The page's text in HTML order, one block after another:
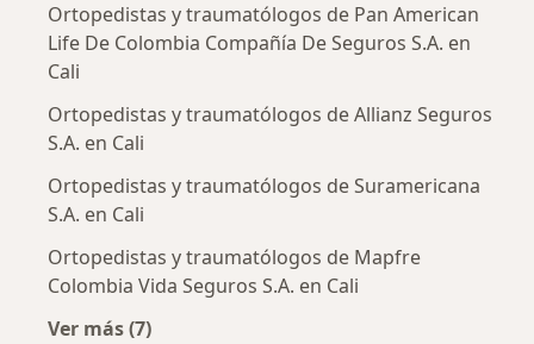
Ortopedistas y traumatólogos de Pan American
Life De Colombia Compañía De Seguros S.A. en
Cali
Ortopedistas y traumatólogos de Allianz Seguros
S.A. en Cali
Ortopedistas y traumatólogos de Suramericana
S.A. en Cali
Ortopedistas y traumatólogos de Mapfre
Colombia Vida Seguros S.A. en Cali
Ver más (7)